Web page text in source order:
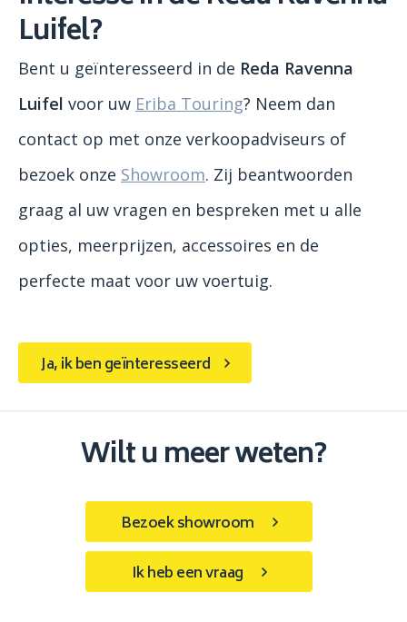
Luifel?
Bent u geïnteresseerd in de Reda Ravenna
Luifel voor uw Eriba Touring? Neem dan
contact op met onze verkoopadviseurs of
bezoek onze Showroom. Zij beantwoorden
graag al uw vragen en bespreken met u alle
opties, meerprijzen, accessoires en de
perfecte maat voor uw voertuig.
Ja, ik ben geïnteresseerd
Wilt u meer weten?
Bezoek showroom
Ik heb een vraag